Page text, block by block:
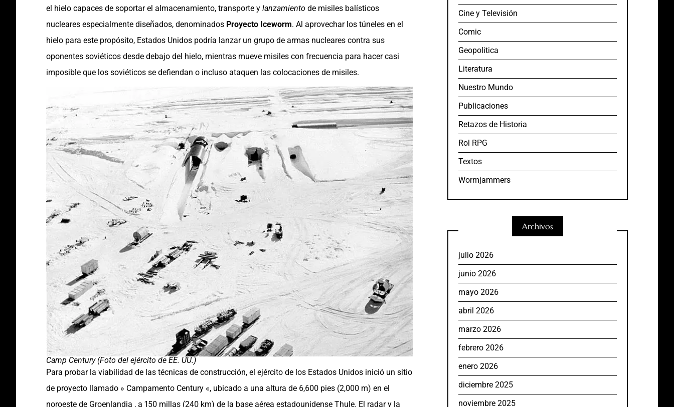
el hielo capaces de soportar el almacenamiento, transporte y lanzamiento de misiles balísticos
nucleares especialmente diseñados, denominados Proyecto Iceworm. Al aprovechar los túneles en el
hielo para este propósito, Estados Unidos podría lanzar un grupo de armas nucleares contra sus
oponentes soviéticos desde debajo del hielo, mientras mueve misiles con frecuencia para hacer casi
imposible que los soviéticos se defiendan o incluso ataquen las colocaciones de misiles.
Camp Century (Foto del ejército de EE. UU.)
Para probar la viabilidad de las técnicas de construcción, el ejército de los Estados Unidos inició un sitio
de proyecto llamado » Campamento Century «, ubicado a una altura de 6,600 pies (2,000 m) en el
noroeste de Groenlandia , a 150 millas (240 km) de la base aérea estadounidense Thule. El radar y la
Cine y Televisión
Comic
Geopolitica
Literatura
Nuestro Mundo
Publicaciones
Retazos de Historia
Rol RPG
Textos
Wormjammers
Archivos
julio 2026
junio 2026
mayo 2026
abril 2026
marzo 2026
febrero 2026
enero 2026
diciembre 2025
noviembre 2025